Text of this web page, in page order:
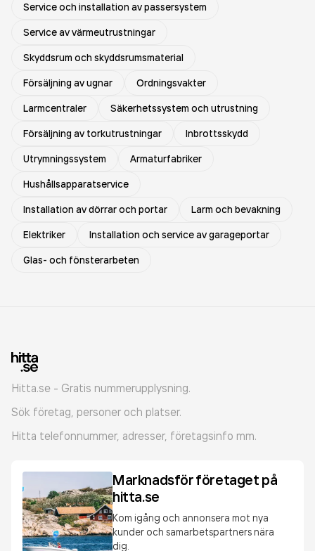
Service och installation av passersystem
Service av värmeutrustningar
Skyddsrum och skyddsrumsmaterial
Försäljning av ugnar
Ordningsvakter
Larmcentraler
Säkerhetssystem och utrustning
Försäljning av torkutrustningar
Inbrottsskydd
Utrymningssystem
Armaturfabriker
Hushållsapparatservice
Installation av dörrar och portar
Larm och bevakning
Elektriker
Installation och service av garageportar
Glas- och fönsterarbeten
Hitta.se - Gratis nummerupplysning.
Sök företag, personer och platser.
Hitta telefonnummer, adresser, företagsinfo mm.
Marknadsför företaget på
hitta.se
Kom igång och annonsera mot nya
kunder och samarbetspartners nära
dig.